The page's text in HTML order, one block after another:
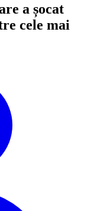
a șocat
cele mai